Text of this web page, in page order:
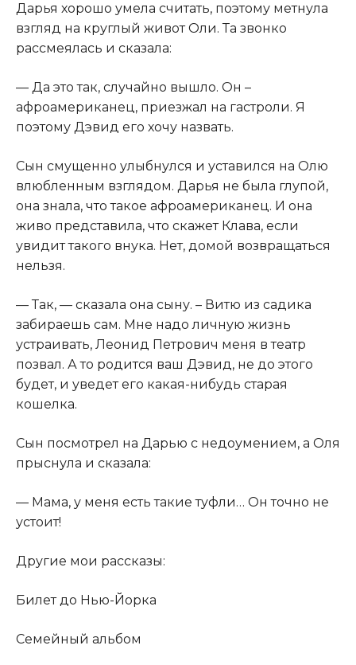
​Дарья хорошо умела считать, поэтому метнула
взгляд на круглый живот Оли. Та звонко
рассмеялась и сказала:​
​— Да это так, случайно вышло. Он –
афроамериканец, приезжал на гастроли. Я
поэтому Дэвид его хочу назвать.​
​Сын смущенно улыбнулся и уставился на Олю
влюбленным взглядом. Дарья не была глупой,
она знала, что такое афроамериканец. И она
живо представила, что скажет Клава, если
увидит такого внука. Нет, домой возвращаться
нельзя.​
​— Так, — сказала она сыну. – Витю из садика
забираешь сам. Мне надо личную жизнь
устраивать, Леонид Петрович меня в театр
позвал. А то родится ваш Дэвид, не до этого
будет, и уведет его какая-нибудь старая
кошелка.​
​Сын посмотрел на Дарью с недоумением, а Оля
прыснула и сказала:​
​— Мама, у меня есть такие туфли… Он точно не
устоит!​
​Другие мои рассказы:​
​Билет до Нью-Йорка​
​Семейный альбом​